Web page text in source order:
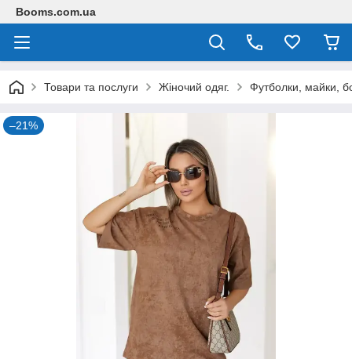
Booms.com.ua
Товари та послуги Жіночий одяг. Футболки, майки,
–21%